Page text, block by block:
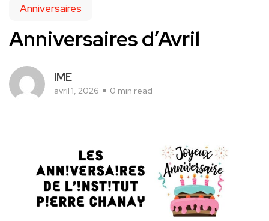
Anniversaires
Anniversaires d’Avril
IME
avril 1, 2026 0 min read